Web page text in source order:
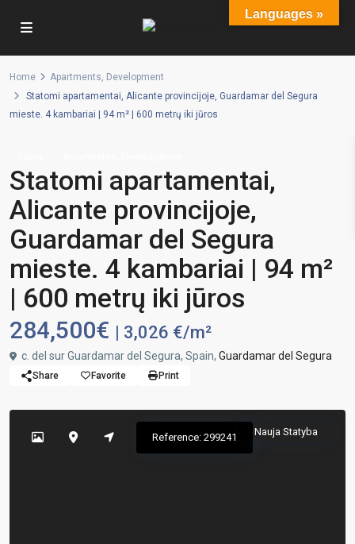
Home Apartments, Development
Statomi apartamentai, Alicante provincijoje, Guardamar del Segura
mieste. 4 kambariai | 94 m² | 600 metrų iki jūros
Statomi apartamentai,
Alicante provincijoje,
Guardamar del Segura
mieste. 4 kambariai | 94 m²
| 600 metrų iki jūros
284,500€ | 3,026 €/m²
c. del sur Guardamar del Segura, Spain, Guardamar del Segura
Share Favorite Print
Nauja Statyba
Reference: 299241
Languages »